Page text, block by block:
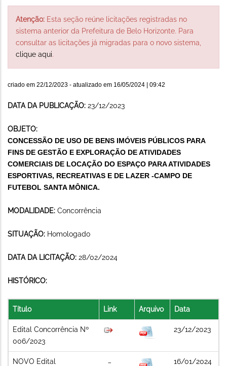
Atenção: Esta seção reúne licitações registradas no
sistema anterior da Prefeitura de Belo Horizonte. Para
consultar as licitações já migradas para o novo sistema,
clique aqui.
criado em 22/12/2023 - atualizado em 16/05/2024 | 09:42
DATA DA PUBLICAÇÃO: 23/12/2023
OBJETO:
CONCESSÃO DE USO DE BENS IMÓVEIS PÚBLICOS PARA
FINS DE GESTÃO E EXPLORAÇÃO DE ATIVIDADES
COMERCIAIS DE LOCAÇÃO DO ESPAÇO PARA ATIVIDADES
ESPORTIVAS, RECREATIVAS E DE LAZER -CAMPO DE
FUTEBOL SANTA MÔNICA.
MODALIDADE: Concorrência
SITUAÇÃO: Homologado
DATA DA LICITAÇÃO: 28/02/2024
HISTÓRICO:
Título Link Arquivo Data
Edital Concorrência Nº
006/2023
23/12/2023
NOVO Edital
16/01/2024